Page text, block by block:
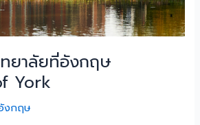
ยาลัยที่อังกฤษ
York
งกฤษ